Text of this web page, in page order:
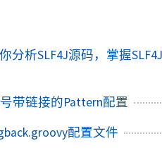
分析SLF4J源码，掌握
带链接的Pattern配置
配置文件